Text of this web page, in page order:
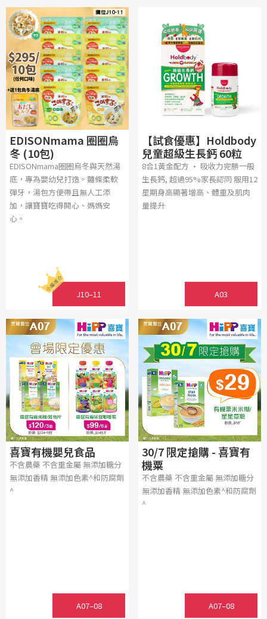
EDISONmama 圈圈烏
冬 (10包)
EDISONmama圈圈烏冬與天然湯
底，專為嬰幼兒打造。麵條柔軟
彈牙，湯包方便帶且無人工添
加，讓寶寶吃得開心、媽媽安
心。
J10–11
【試食優惠】Holdbody
兒童超級生長鈣 60粒
8合1黃金配方 • 吸收力完勝一般
生長鈣, 超過95%家長認同 服用12
星期身高顯著增高、體重及肌肉
量提升
A03
喜寶有機嬰兒食品
不含農藥 不含重金屬 無添加糖分
無添加香精 無添加色素^和防腐劑
^
A07–08
30/7 限定搶購 - 喜寶有
機粟
不含農藥 不含重金屬 無添加糖分
無添加香精 無添加色素^和防腐劑
^
A07–08